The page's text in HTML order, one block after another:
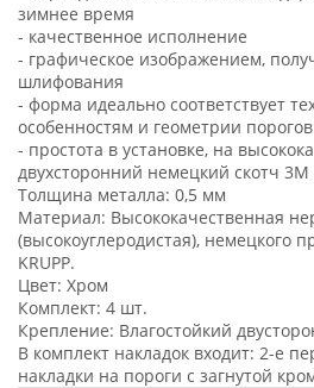
зимнее время
- качественное исполнение
- графическое изображением,
шлифования
- форма идеально соответствует
особенностям и геометрии
- простота в установке, на
двухсторонний немецкий скотч 3М
Толщина металла: 0,5 мм
Материал: Высококачественная
(высокоуглеродистая), немецкого
KRUPP.
Цвет: Хром
Комплект: 4 шт.
Крепление: Влагостойкий
В комплект накладок входит: 2-е
накладки на пороги с загнутой